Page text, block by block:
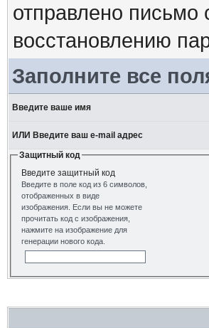
отправлено
восстановлению
Заполните все
Введите ваше имя
ИЛИ Введите ваш e-mail адрес
Защитный код
Введите защитный код
Введите в поле код из 6 символов,
отображенных в виде
изображения. Если вы не можете
прочитать код с изображения,
нажмите на изображение для
генерации нового кода.